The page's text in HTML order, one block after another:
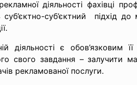
діяльності фахівці
суб’єктний підхід
діяльності є
свого завдання – залучити
рекламованої послуги.